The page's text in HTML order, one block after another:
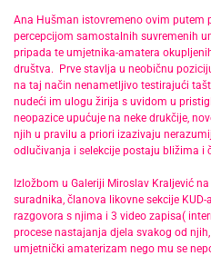
Ana Hušman istovremeno ovim putem
percepcijom samostalnih suvremenih
pripada te umjetnika-amatera
društva. Prve stavlja u neobičnu
na taj način nenametljivo testirajući
nudeći im ulogu žirija s uvidom u
neopazice upućuje na neke drukčije,
njih u pravilu a priori izazivaju
odlučivanja i selekcije postaju bližima i
Izložbom u Galeriji Miroslav Kraljević
suradnika, članova likovne sekcije
razgovora s njima i 3 video zapisa(
procese nastajanja djela svakog od
umjetnički amaterizam nego mu se